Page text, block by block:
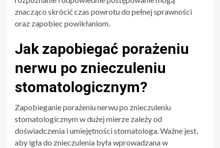
znacząco skrócić czas powrotu do pełnej sprawności
oraz zapobiec powikłaniom.
Jak zapobiegać porażeniu
nerwu po znieczuleniu
stomatologicznym?
Zapobieganie porażeniu nerwu po znieczuleniu
stomatologicznym w dużej mierze zależy od
doświadczenia i umiejętności stomatologa. Ważne jest,
aby igła do znieczulenia była wprowadzana w